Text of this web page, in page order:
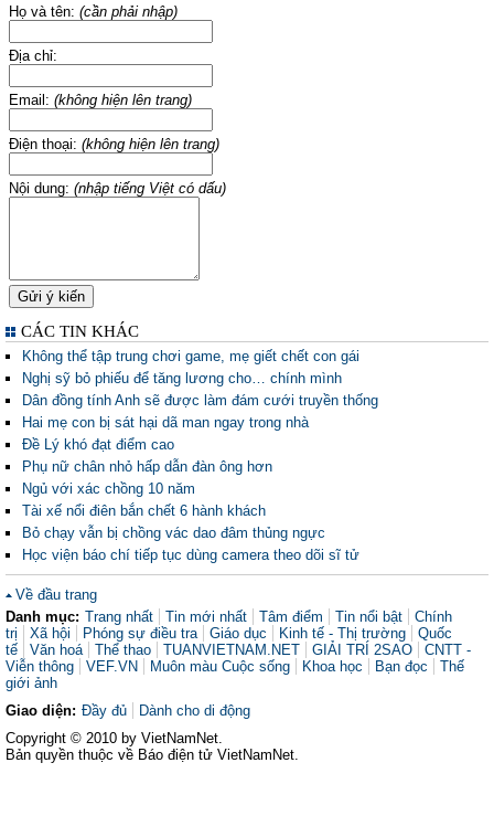
Họ và tên: (cần phải nhập)
Địa chỉ:
Email: (không hiện lên trang)
Điện thoại: (không hiện lên trang)
Nội dung: (nhập tiếng Việt có dấu)
CÁC TIN KHÁC
Không thể tập trung chơi game, mẹ giết chết con gái
Nghị sỹ bỏ phiếu để tăng lương cho… chính mình
Dân đồng tính Anh sẽ được làm đám cưới truyền thống
Hai mẹ con bị sát hại dã man ngay trong nhà
Đề Lý khó đạt điểm cao
Phụ nữ chân nhỏ hấp dẫn đàn ông hơn
Ngủ với xác chồng 10 năm
Tài xế nổi điên bắn chết 6 hành khách
Bỏ chạy vẫn bị chồng vác dao đâm thủng ngực
Học viện báo chí tiếp tục dùng camera theo dõi sĩ tử
Về đầu trang
Danh mục: Trang nhất Tin mới nhất Tâm điểm Tin nổi bật
Chính
trị
Xã hội Phóng sự điều tra Giáo dục Kinh tế - Thị trường
Quốc
tế
Văn hoá Thể thao TUANVIETNAM.NET GIẢI TRÍ 2SAO
CNTT -
Viễn thông
VEF.VN Muôn màu Cuộc sống Khoa học Bạn đọc
Thế
giới ảnh
Giao diện: Đầy đủ
Dành cho di động
Copyright © 2010 by VietNamNet.
Bản quyền thuộc về Báo điện tử VietNamNet.